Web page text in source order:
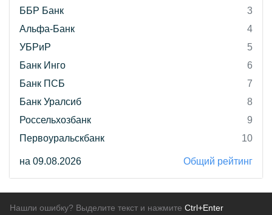
ББР Банк
3
Альфа-Банк
4
УБРиР
5
Банк Инго
6
Банк ПСБ
7
Банк Уралсиб
8
Россельхозбанк
9
Первоуральскбанк
10
на 09.08.2026 Общий рейтинг
Нашли ошибку? Выделите текст и нажмите Ctrl+Enter